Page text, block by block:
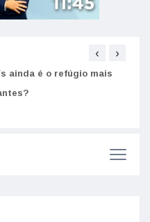
ainda é o refúgio mais
‹ ›